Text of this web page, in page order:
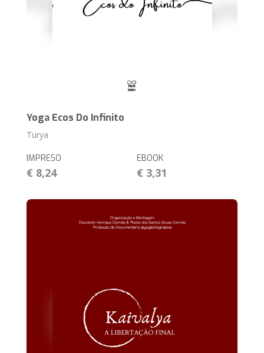
Yoga Ecos Do Infinito
Turya
IMPRESO
€ 8,24
EBOOK
€ 3,31